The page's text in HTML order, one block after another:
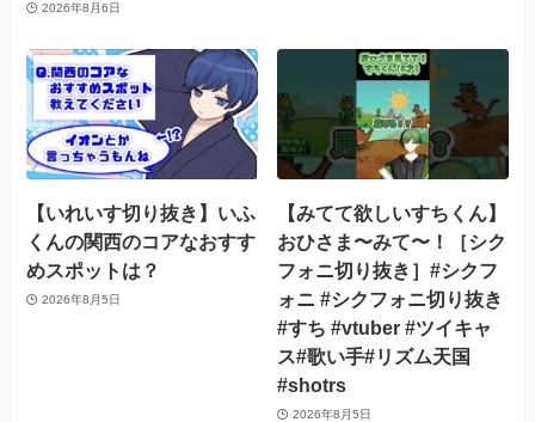
2026年8月6日
【いれいす切り抜き】いふ
くんの関西のコアなおすす
めスポットは？
2026年8月5日
【みてて欲しいすちくん】
おひさま〜みて〜！［シク
フォニ切り抜き］#シクフ
ォニ #シクフォニ切り抜き
#すち #vtuber #ツイキャ
ス#歌い手#リズム天国
#shotrs
2026年8月5日